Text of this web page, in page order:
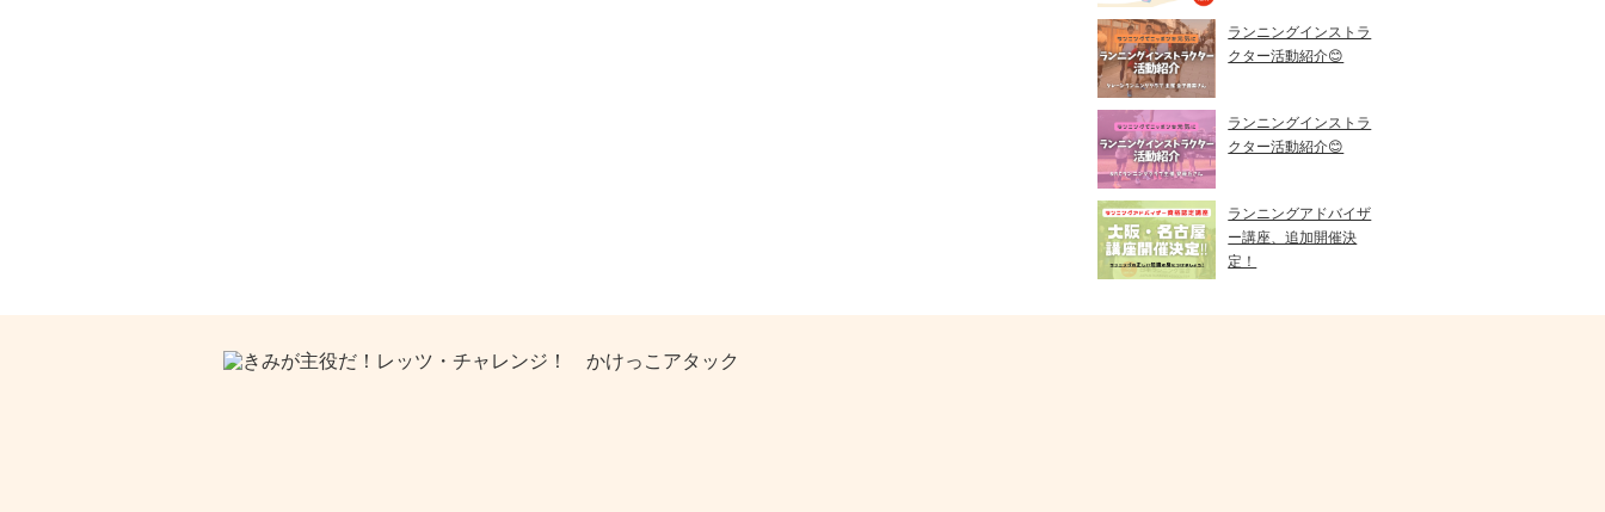
ランニングインストラ
クター活動紹介😊
ランニングインストラ
クター活動紹介😊
ランニングアドバイザ
ー講座、追加開催決
定！